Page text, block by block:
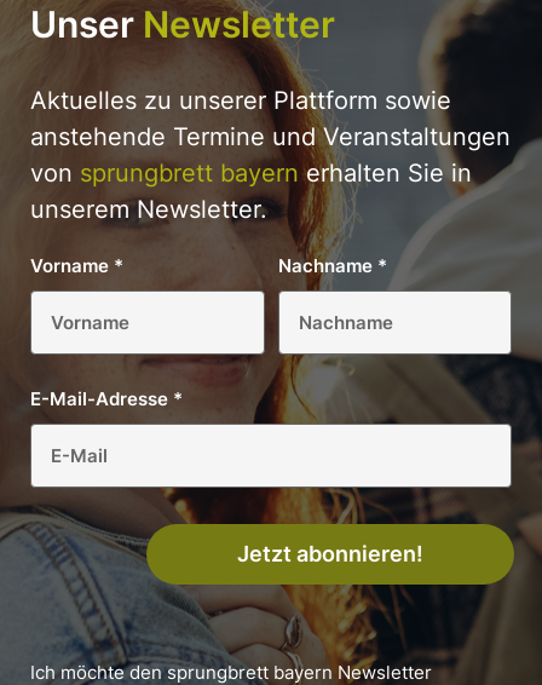
Unser Newsletter
Aktuelles zu unserer Plattform sowie
anstehende Termine und Veranstaltungen
von sprungbrett bayernerhalten Sie in
unserem Newsletter.
Vorname * Nachname *
E-Mail-Adresse *
Jetzt abonnieren!
Ich möchte den sprungbrett bayern Newsletter